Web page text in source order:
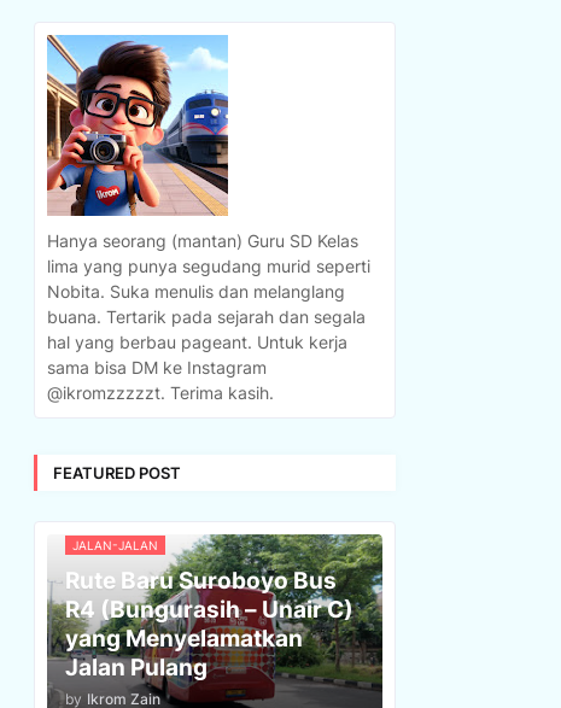
Hanya seorang (mantan) Guru SD Kelas
lima yang punya segudang murid seperti
Nobita. Suka menulis dan melanglang
buana. Tertarik pada sejarah dan segala
hal yang berbau pageant. Untuk kerja
sama bisa DM ke Instagram
@ikromzzzzzt. Terima kasih.
FEATURED POST
JALAN-JALAN
Rute Baru Suroboyo Bus
R4 (Bungurasih – Unair C)
yang Menyelamatkan
Jalan Pulang
by Ikrom Zain